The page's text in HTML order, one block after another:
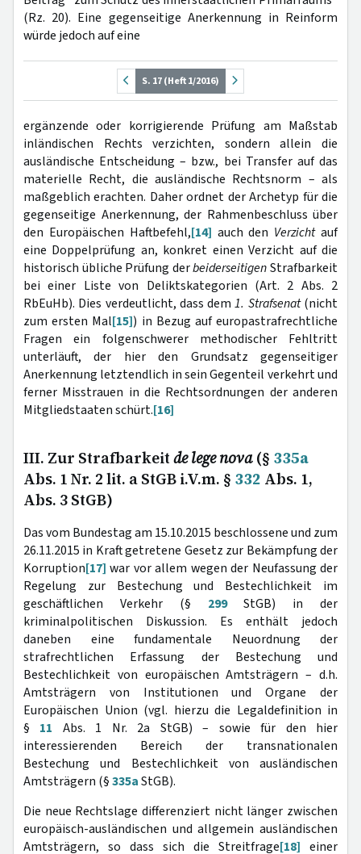
(Rz. 20). Eine gegenseitige Anerkennung in Reinform
würde jedoch auf eine
S. 17 (Heft 1/2016)
ergänzende oder korrigierende Prüfung am Maßstab
inländischen Rechts verzichten, sondern allein die
ausländische Entscheidung – bzw., bei Transfer auf das
materielle Recht, die ausländische Rechtsnorm – als
maßgeblich erachten. Daher ordnet der Archetyp für die
gegenseitige Anerkennung, der Rahmenbeschluss über
den Europäischen Haftbefehl,[14] auch den Verzichtauf
eine Doppelprüfung an, konkret einen Verzicht auf die
historisch übliche Prüfung derbeiderseitigenStrafbarkeit
bei einer Liste von Deliktskategorien (Art. 2 Abs. 2
RbEuHb). Dies verdeutlicht, dass dem1. Strafsenat(nicht
zum ersten Mal[15]) in Bezug auf europastrafrechtliche
Fragen ein folgenschwerer methodischer Fehltritt
unterläuft, der hier den Grundsatz gegenseitiger
Anerkennung letztendlich in sein Gegenteil verkehrt und
ferner Misstrauen in die Rechtsordnungen der anderen
Mitgliedstaaten schürt.[16]
III. Zur Strafbarkeit de lege nova (§ 335a
Abs. 1 Nr. 2 lit. a StGB i.V.m. § 332 Abs. 1,
Abs. 3 StGB)
Das vom Bundestag am 15.10.2015 beschlossene und zum
26.11.2015 in Kraft getretene Gesetz zur Bekämpfung der
Korruption[17] war vor allem wegen der Neufassung der
Regelung zur Bestechung und Bestechlichkeit im
geschäftlichen Verkehr (§ 299StGB) in der
kriminalpolitischen Diskussion. Es enthält jedoch
daneben eine fundamentale Neuordnung der
strafrechtlichen Erfassung der Bestechung und
Bestechlichkeit von europäischen Amtsträgern – d.h.
Amtsträgern von Institutionen und Organe der
Europäischen Union (vgl. hierzu die Legaldefinition in
§ 11 Abs. 1 Nr. 2a StGB) – sowie für den hier
interessierenden Bereich der transnationalen
Bestechung und Bestechlichkeit von ausländischen
Amtsträgern (§335aStGB).
Die neue Rechtslage differenziert nicht länger zwischen
europäisch-ausländischen und allgemein ausländischen
Amtsträgern, so dass sich die Streitfrage[18] einer